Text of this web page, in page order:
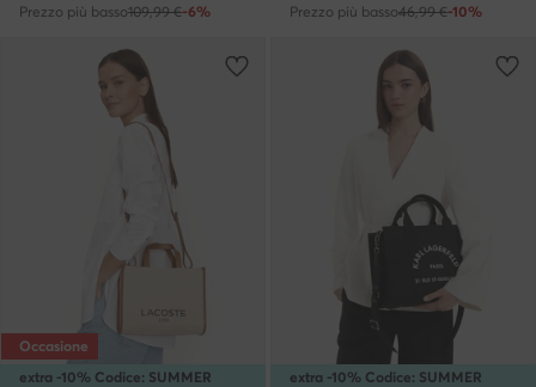
Prezzo più basso109,99 €-6%
Prezzo più basso46,99 €-10%
extra -10% Codice: SUMMER
Occasione
extra -10% Codice: SUMMER